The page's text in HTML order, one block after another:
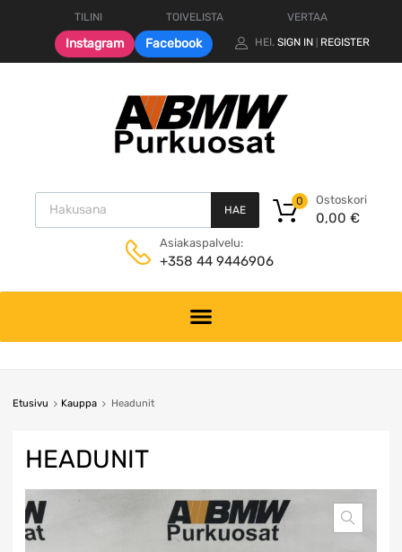
TILINI TOIVELISTA VERTAA
Instagram Facebook HEI. SIGN IN REGISTER
Products search
HAE
Ostoskori
0,00 €
0
Asiakaspalvelu:
+358 44 9446906
content
Etusivu Kauppa Headunit
HEADUNIT